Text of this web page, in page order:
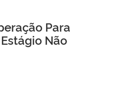
Para
Não